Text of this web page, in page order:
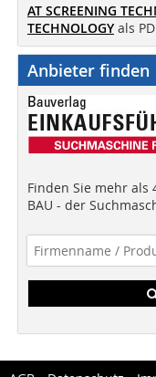
AT SCREENING
TECHNOLOGY als
Anbieter finden
Finden Sie mehr als
BAU - der